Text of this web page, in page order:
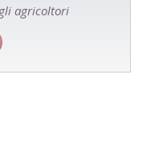
agricoltori